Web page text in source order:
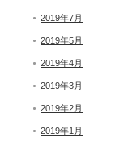
2019年7月
2019年5月
2019年4月
2019年3月
2019年2月
2019年1月